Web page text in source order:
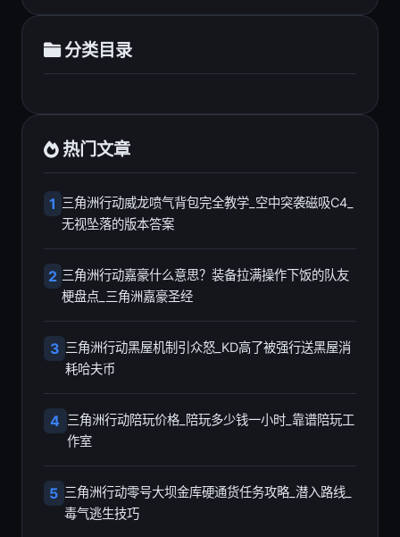
分类目录
热门文章
1 三角洲行动威龙喷气背包完全教学_空中突袭磁吸C4_
无视坠落的版本答案
2 三角洲行动嘉豪什么意思？装备拉满操作下饭的队友
梗盘点_三角洲嘉豪圣经
3 三角洲行动黑屋机制引众怒_KD高了被强行送黑屋消
耗哈夫币
4 三角洲行动陪玩价格_陪玩多少钱一小时_靠谱陪玩工
作室
5 三角洲行动零号大坝金库硬通货任务攻略_潜入路线_
毒气逃生技巧